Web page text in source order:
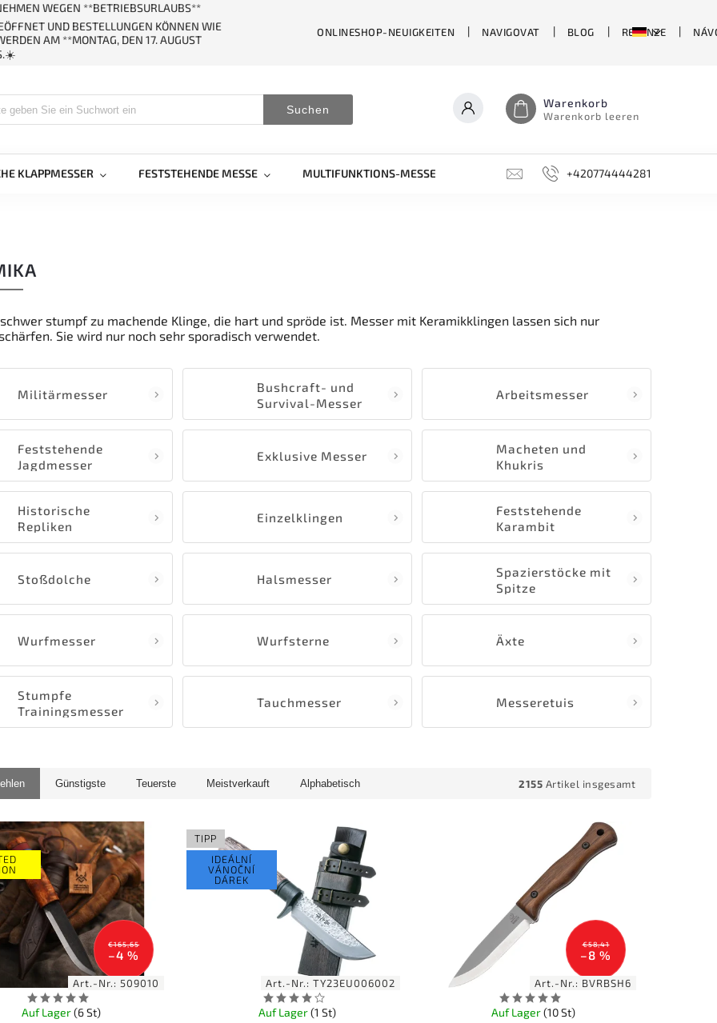
WEGEN **BETRIEBSURLAUBS**
UND BESTELLUNGEN KÖNNEN WIE
AM **MONTAG, DEN 17. AUGUST
ONLINESHOP-NEUIGKEITEN NAVIGOVAT BLOG RECENZE
Suchen Warenkorb
Warenkorb leeren
KLAPPMESSER FESTSTEHENDE MESSE MULTIFUNKTIONS-MESSER LIMITIERTE EDITIONEN+420774444281
stumpf zu machende Klinge, die hart und spröde ist. Messer mit Keramikklingen lassen sich nur
Sie wird nur noch sehr sporadisch verwendet.
Militärmesser
Bushcraft- und
Survival-Messer
Arbeitsmesser
Feststehende
Jagdmesser
Exklusive Messer
Macheten und
Khukris
Historische
Repliken
Einzelklingen
Feststehende
Karambit
Stoßdolche Halsmesser
Spazierstöcke mit
Spitze
Wurfmesser Wurfsterne Äxte
Stumpfe
Trainingsmesser
Tauchmesser Messeretuis
Günstigste Teuerste Meistverkauft Alphabetisch 2155 Artikel insgesamt
€165,65
–4 %
Art.-Nr.:509010
Auf Lager(6 St)
TIPP
IDEÁLNÍ
VÁNOČNÍ
DÁREK
Art.-Nr.:TY23EU006002
Auf Lager(1 St)
€58,41
–8 %
Art.-Nr.: BVRBSH6
Auf Lager(10 St)